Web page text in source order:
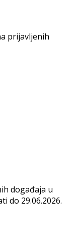
prijavljenih
događaja u
do 29.06.2026.